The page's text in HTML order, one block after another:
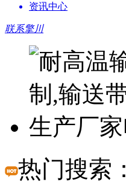
资讯中心
联系擎川
热门搜索：